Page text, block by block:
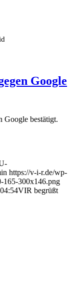
Google
Google bestätigt.
https://v-i-r.de/wp-
165-300x146.png
VIR begrüßt